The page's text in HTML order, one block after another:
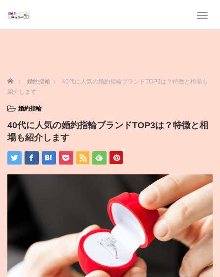
T
a
a
ホーム 婚約指輪
40代に人気の婚約指輪ブランドTOP3は？特徴と相場も
紹介します
婚約指輪
40代に人気の婚約指輪ブランドTOP3は？特徴と相
場も紹介します